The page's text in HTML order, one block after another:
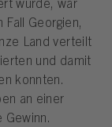
wurde, war
Fall Georgien,
Land verteilt
und damit
konnten.
an einer
Gewinn.